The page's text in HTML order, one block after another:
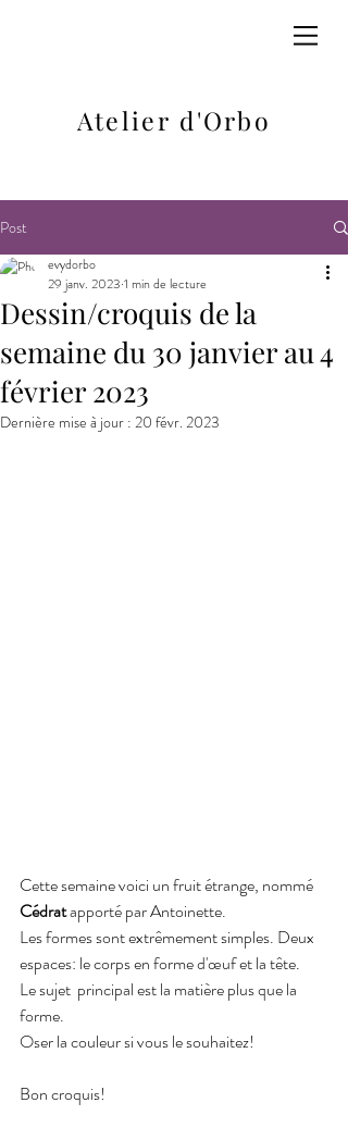
Atelier d'Orbo
Post
Dessin/croquis de la
semaine du 30 janvier au 4
février 2023
evydorbo
29 janv. 2023 1 min de lecture
Dernière mise à jour : 20 févr. 2023
Cette semaine voici un fruit étrange, nommé
Cédrat apporté par Antoinette.
Les formes sont extrêmement simples. Deux
espaces: le corps en forme d'œuf et la tête.
Le sujet  principal est la matière plus que la
forme.
Oser la couleur si vous le souhaitez!
Bon croquis!